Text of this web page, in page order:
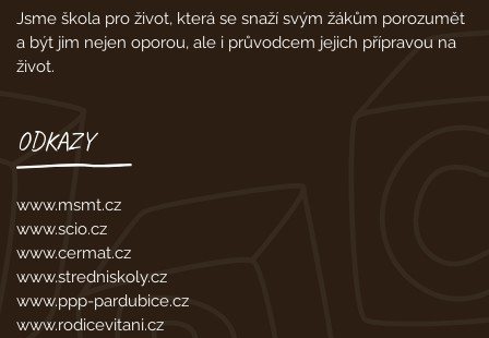
Jsme škola pro život, která se snaží svým žákům porozumět
a být jim nejen oporou, ale i průvodcem jejich přípravou na
život.
ODKAZY
www.msmt.cz
www.scio.cz
www.cermat.cz
www.stredniskoly.cz
www.ppp-pardubice.cz
www.rodicevitani.cz